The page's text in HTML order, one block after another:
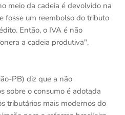
meio da cadeia é devolvido na
fosse um reembolso do tributo
Então, o IVA é não
a cadeia produtiva",
PB) diz que a não
sobre o consumo é adotada
tributários mais modernos do